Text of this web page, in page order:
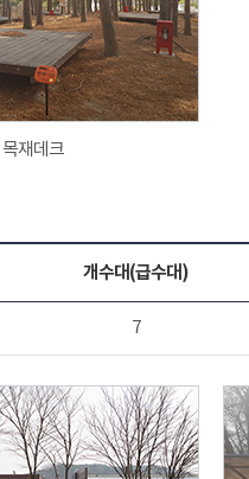
목재데크
개수대(급수대)
7